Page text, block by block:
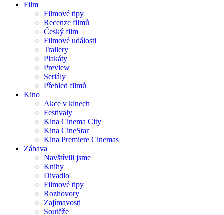
Film
Filmové tipy
Recenze filmů
Český film
Filmové události
Trailery
Plakáty
Preview
Seriály
Přehled filmů
Kino
Akce v kinech
Festivaly
Kina Cinema City
Kina CineStar
Kina Premiere Cinemas
Zábava
Navštívili jsme
Knihy
Divadlo
Filmové tipy
Rozhovory
Zajímavosti
Soutěže